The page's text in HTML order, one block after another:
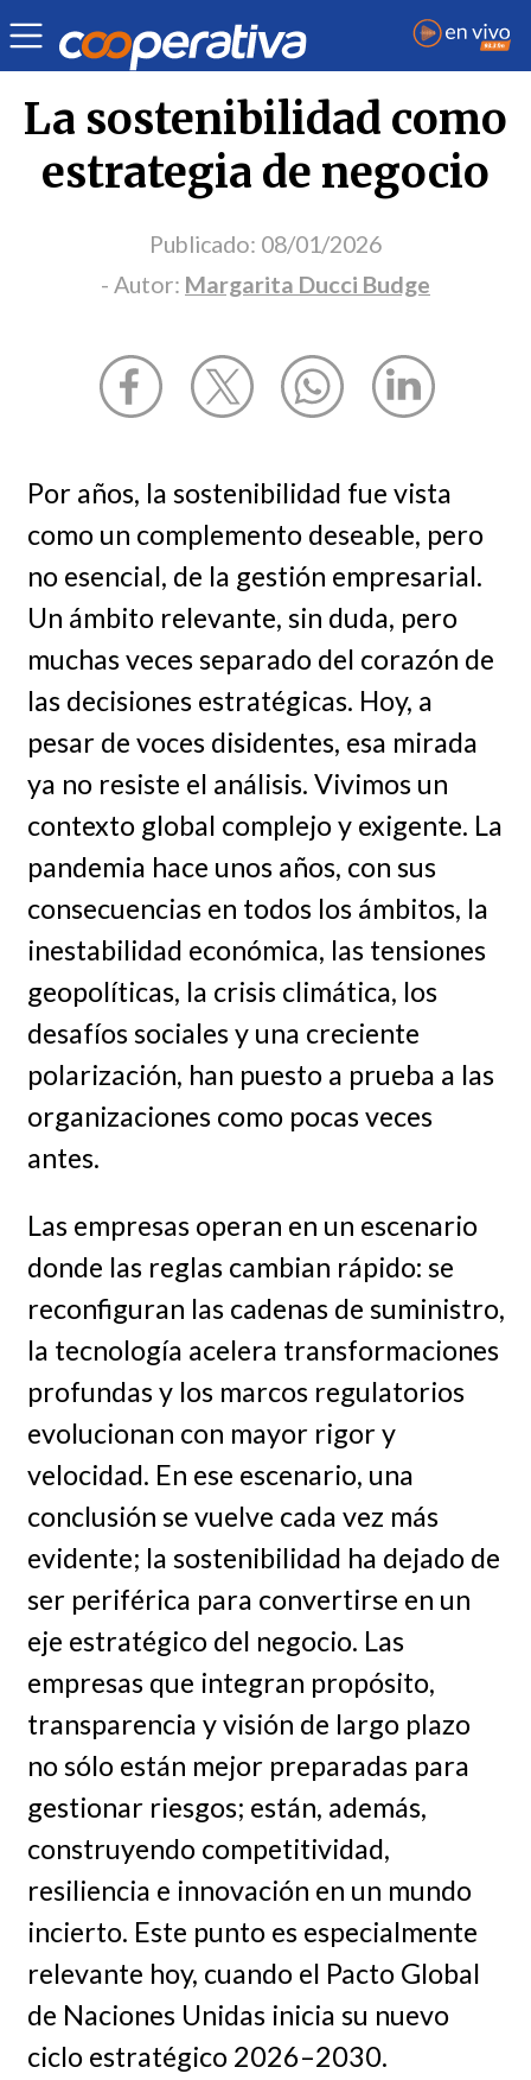
Opinión | Margarita Ducci Budge
La sostenibilidad como
estrategia de negocio
Publicado: 08/01/2026
- Autor: Margarita Ducci Budge
Por años, la sostenibilidad fue vista
como un complemento deseable, pero
no esencial, de la gestión empresarial.
Un ámbito relevante, sin duda, pero
muchas veces separado del corazón de
las decisiones estratégicas. Hoy, a
pesar de voces disidentes, esa mirada
ya no resiste el análisis. Vivimos un
contexto global complejo y exigente. La
pandemia hace unos años, con sus
consecuencias en todos los ámbitos, la
inestabilidad económica, las tensiones
geopolíticas, la crisis climática, los
desafíos sociales y una creciente
polarización, han puesto a prueba a las
organizaciones como pocas veces
antes.
Las empresas operan en un escenario
donde las reglas cambian rápido: se
reconfiguran las cadenas de suministro,
la tecnología acelera transformaciones
profundas y los marcos regulatorios
evolucionan con mayor rigor y
velocidad. En ese escenario, una
conclusión se vuelve cada vez más
evidente; la sostenibilidad ha dejado de
ser periférica para convertirse en un
eje estratégico del negocio. Las
empresas que integran propósito,
transparencia y visión de largo plazo
no sólo están mejor preparadas para
gestionar riesgos; están, además,
construyendo competitividad,
resiliencia e innovación en un mundo
incierto. Este punto es especialmente
relevante hoy, cuando el Pacto Global
de Naciones Unidas inicia su nuevo
ciclo estratégico 2026–2030.